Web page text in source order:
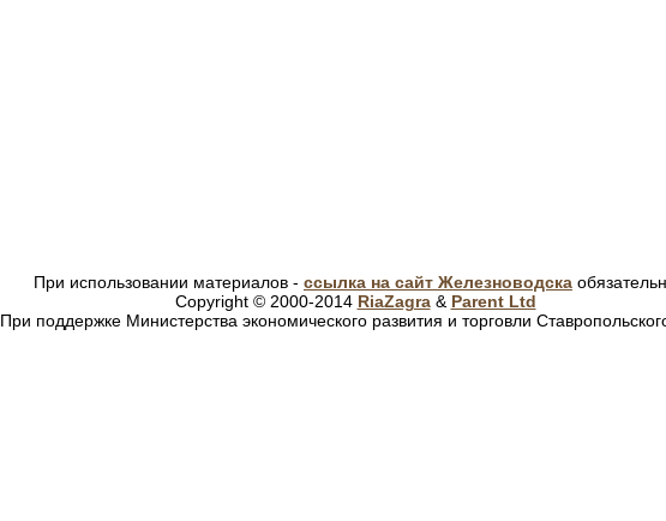
При использовании материалов - ссылка на сайт Железноводска
Copyright © 2000-2014 RiaZagra& Parent Ltd
При поддержке Министерства экономического развития и торговли